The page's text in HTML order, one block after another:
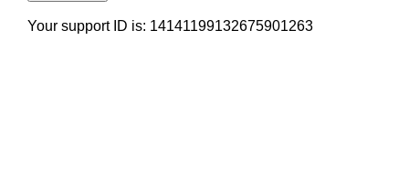
Your support ID is: 14141199132675901263